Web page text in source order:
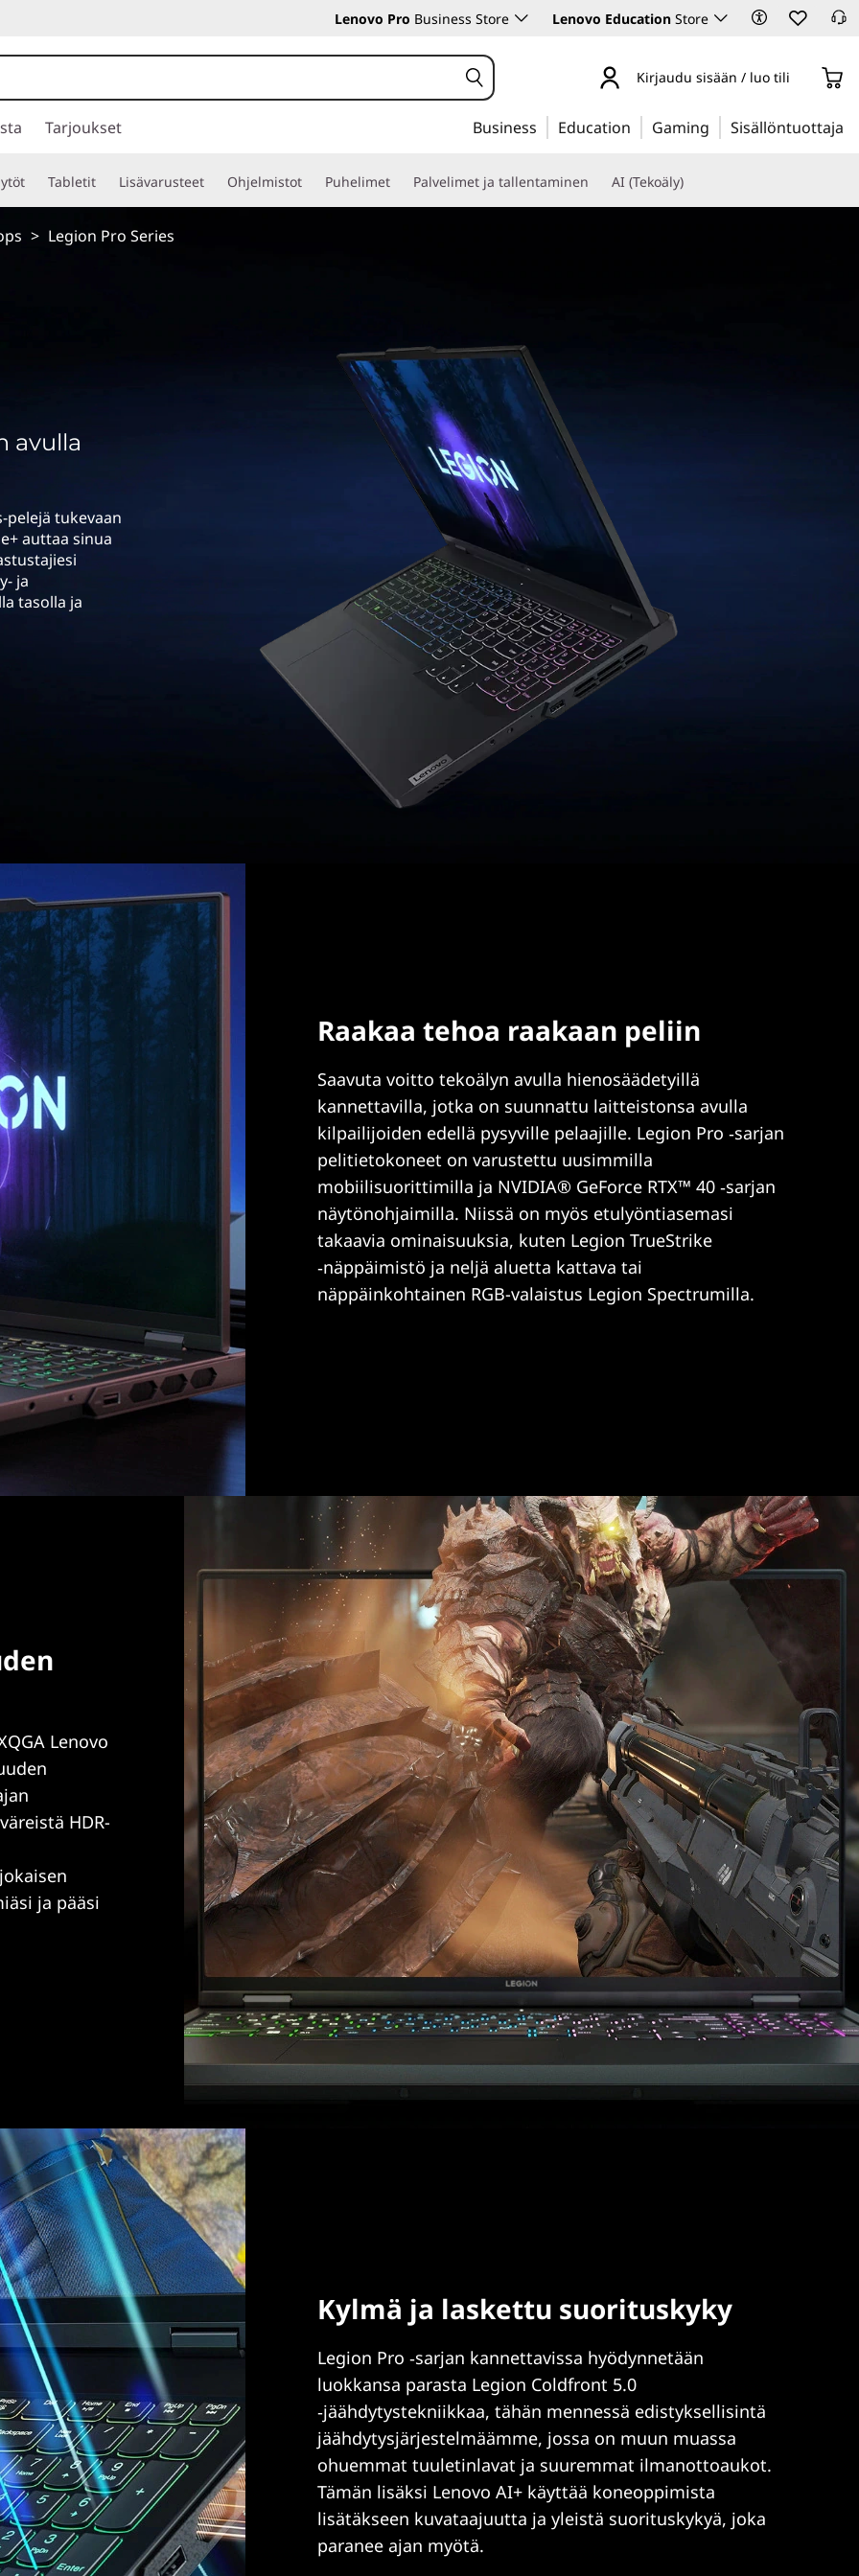
Lenovo Pro Business Store Lenovo Education Store
Kirjaudu sisään / luo tili
Tarjoukset Business Education Gaming Sisällöntuottaja
Tabletit Lisävarusteet Ohjelmistot Puhelimet Palvelimet ja tallentaminen AI (Tekoäly)
> Legion Pro Series
avulla
pelejä tukevaan
auttaa sinua
ja
tasolla ja
Raakaa tehoa raakaan peliin
Saavuta voitto tekoälyn avulla hienosäädetyillä
kannettavilla, jotka on suunnattu laitteistonsa avulla
kilpailijoiden edellä pysyville pelaajille. Legion Pro ‑sarjan
pelitietokoneet on varustettu uusimmilla
mobiilisuorittimilla ja NVIDIA® GeForce RTX™ 40 ‑sarjan
näytönohjaimilla. Niissä on myös etulyöntiasemasi
takaavia ominaisuuksia, kuten Legion TrueStrike
‑näppäimistö ja neljä aluetta kattava tai
näppäinkohtainen RGB-valaistus Legion Spectrumilla.
Lenovo
HDR-
ja pääsi
Kylmä ja laskettu suorituskyky
Legion Pro ‑sarjan kannettavissa hyödynnetään
luokkansa parasta Legion Coldfront 5.0
‑jäähdytystekniikkaa, tähän mennessä edistyksellisintä
jäähdytysjärjestelmäämme, jossa on muun muassa
ohuemmat tuuletinlavat ja suuremmat ilmanottoaukot.
Tämän lisäksi Lenovo AI+ käyttää koneoppimista
lisätäkseen kuvataajuutta ja yleistä suorituskykyä, joka
paranee ajan myötä.